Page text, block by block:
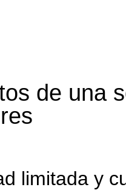
de una
limitada y